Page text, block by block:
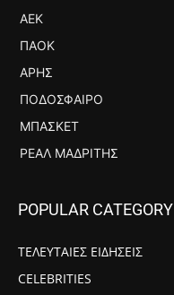
ΑΕΚ
ΠΑΟΚ
ΆΡΗΣ
ΠΟΔΌΣΦΑΙΡΟ
ΜΠΆΣΚΕΤ
ΡΕΆΛ ΜΑΔΡΊΤΗΣ
POPULAR CATEGORY
ΤΕΛΕΥΤΑΙΕΣ ΕΙΔΗΣΕΙΣ
CELEBRITIES